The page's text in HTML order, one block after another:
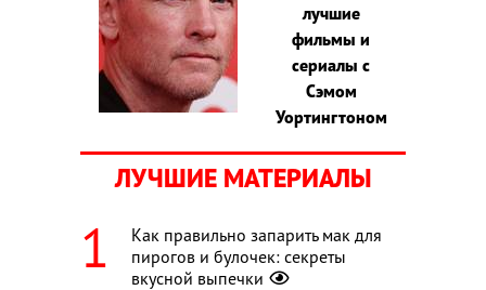
лучшие
фильмы и
сериалы с
Сэмом
Уортингтоном
ЛУЧШИЕ МАТЕРИАЛЫ
Как правильно запарить мак для
пирогов и булочек: секреты
вкусной выпечки